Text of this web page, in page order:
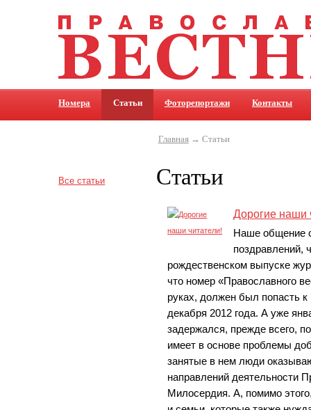
Номера Статьи Фоторепортажи Контакты
Все статьи
Главная→ Статьи
Статьи
Дорогие наши
Наше общение
поздравлений,
рождественском выпуске
что номер «Православного
руках, должен был попасть
декабря 2012 года. А уже
задержался, прежде всего,
имеет в основе проблемы
занятые в нем люди
направлений деятельности
Милосердия. А, помимо